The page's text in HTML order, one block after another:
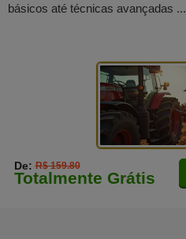
básicos até técnicas avançadas ...
De:R$ 159.80
Totalmente Grátis